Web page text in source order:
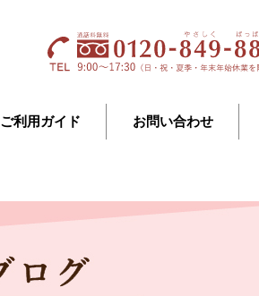
ご利用ガイド お問い合わせ